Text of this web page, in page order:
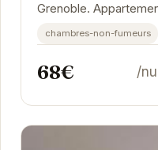
Grenoble.
parfait pour un
chambres-non-fumeurs
68€ /